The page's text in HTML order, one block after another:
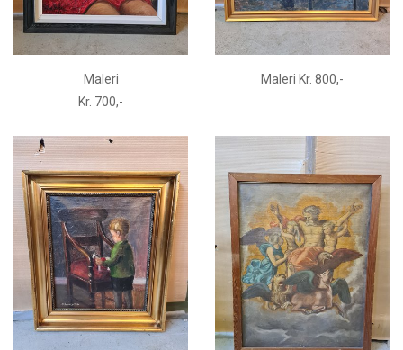
Maleri
Kr. 700,-
Maleri Kr. 800,-